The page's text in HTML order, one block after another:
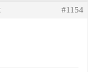
#1154